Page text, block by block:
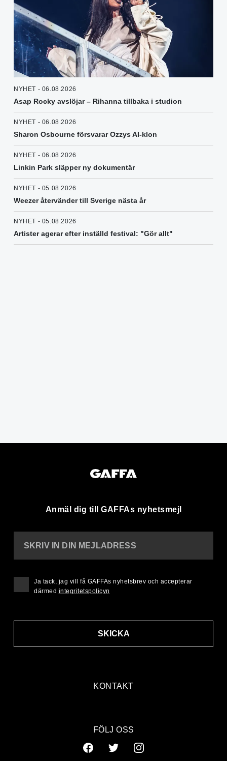
NYHET - 06.08.2026
Asap Rocky avslöjar – Rihanna tillbaka i studion
NYHET - 06.08.2026
Sharon Osbourne försvarar Ozzys AI-klon
NYHET - 06.08.2026
Linkin Park släpper ny dokumentär
NYHET - 05.08.2026
Weezer återvänder till Sverige nästa år
NYHET - 05.08.2026
Artister agerar efter inställd festival: "Gör allt"
Anmäl dig till GAFFAs nyhetsmejl
KONTAKT
SKRIV IN DIN MEJLADRESS
SKICKA
Ja tack, jag vill få GAFFAs nyhetsbrev och accepterar
därmed integritetspolicyn
FÖLJ OSS